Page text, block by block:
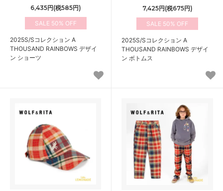
6,435円(税585円)
50%
2025S/Sコレクション A
THOUSAND RAINBOWS デザイ
ン ショーツ
7,425円(税675円)
50%
2025S/Sコレクション A
THOUSAND RAINBOWS デザイ
ン ボトムス